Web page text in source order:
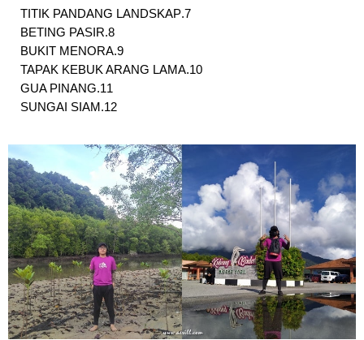
TITIK PANDANG LANDSKAP
BETING PASIR
BUKIT MENORA
TAPAK KEBUK ARANG LAMA
GUA PINANG
SUNGAI SIAM